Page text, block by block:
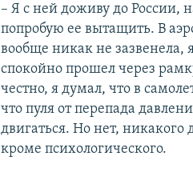
– Я с ней доживу до России,
попробую ее вытащить. В
вообще никак не зазвенела,
спокойно прошел через
честно, я думал, что в
что пуля от перепада
двигаться. Но нет, никакого
кроме психологического.